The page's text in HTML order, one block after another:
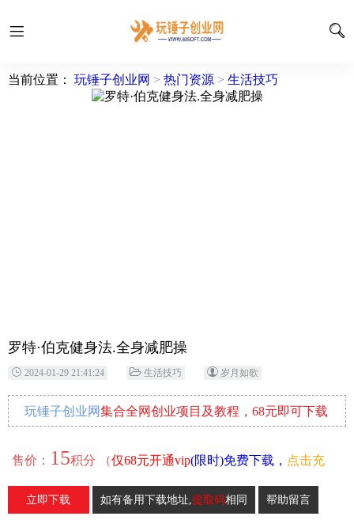
当前位置： 玩锤子创业网 > 热门资源 > 生活技巧
罗特·伯克健身法.全身减肥操
2024-01-29 21:41:24 生活技巧 岁月如歌
玩锤子创业网集合全网创业项目及教程，68元即可下载
售价： 15积分 （仅68元开通vip(限时)免费下载， 点击充
）
立即下载 如有备用下载地址,提取码相同 帮助留言